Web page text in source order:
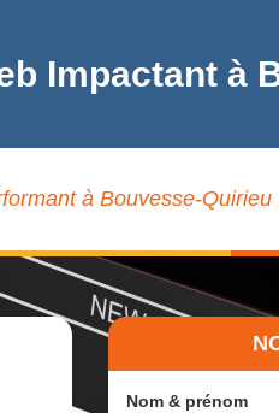
Impactant à
à Bouvesse-Quirieu
Nom & prénom